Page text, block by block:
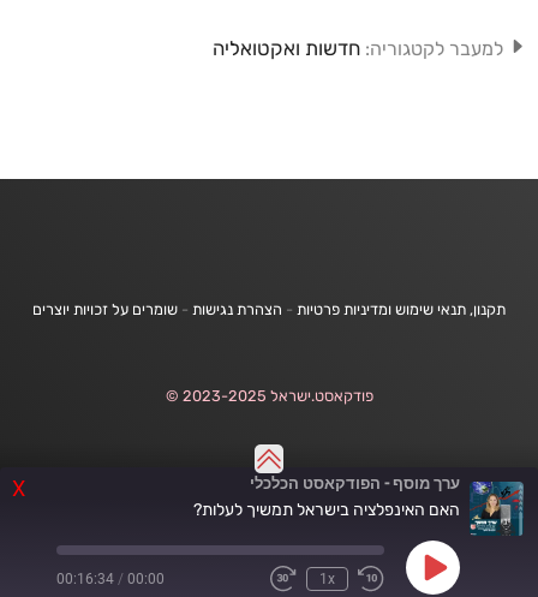
X ערך מוסף - הפודקאסט הכלכלי
האם האינפלציה בישראל תמשיך לעלות?
Play
Rewind
1x
Fast
00:00
/
00:16:34
למעבר לקטגוריה: חדשות ואקטואליה
תקנון, תנאי שימוש ומדיניות פרטיות - הצהרת נגישות - שומרים על זכויות יוצרים
פודקאסט.ישראל 2023-2025 ©